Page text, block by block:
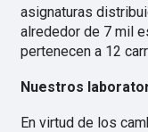
asignaturas
alrededor de 7 mil
pertenecen a 12
Nuestros
En virtud de los